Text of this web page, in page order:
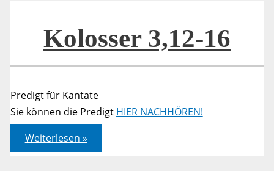
Kolosser 3,12-16
Predigt für Kantate
Sie können die Predigt HIER NACHHÖREN!
Kolosser
3,12-
16
Weiterlesen »